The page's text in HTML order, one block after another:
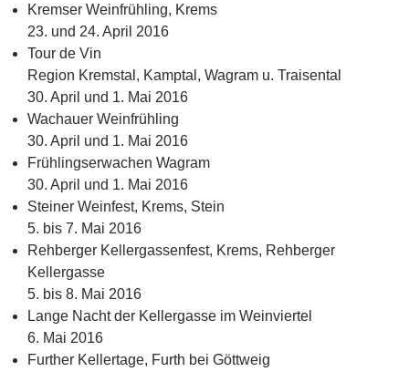
Kremser Weinfrühling, Krems
23. und 24. April 2016
Tour de Vin
Region Kremstal, Kamptal, Wagram u. Traisental
30. April und 1. Mai 2016
Wachauer Weinfrühling
30. April und 1. Mai 2016
Frühlingserwachen Wagram
30. April und 1. Mai 2016
Steiner Weinfest, Krems, Stein
5. bis 7. Mai 2016
Rehberger Kellergassenfest, Krems, Rehberger
Kellergasse
5. bis 8. Mai 2016
Lange Nacht der Kellergasse im Weinviertel
6. Mai 2016
Further Kellertage, Furth bei Göttweig